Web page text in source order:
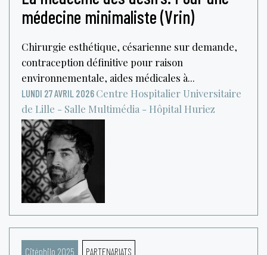
médecine minimaliste (Vrin)
Chirurgie esthétique, césarienne sur demande,
contraception définitive pour raison
environnementale, aides médicales à...
LUNDI 27 AVRIL 2026 Centre Hospitalier Universitaire
de Lille - Salle Multimédia - Hôpital Huriez
Citéphilo 2025 PARTENARIATS